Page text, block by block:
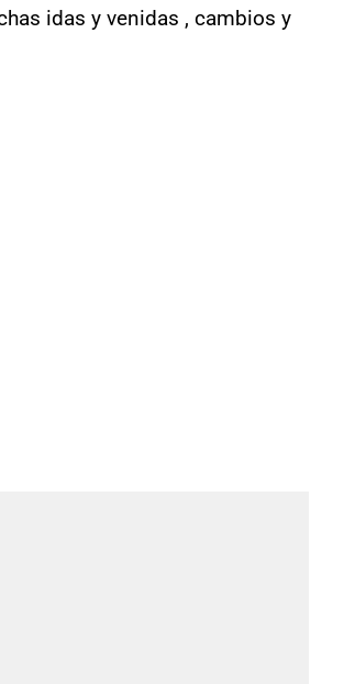
idas y venidas , cambios y